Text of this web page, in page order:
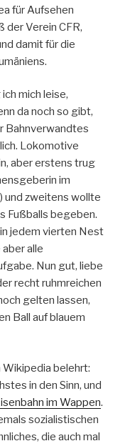
für Aufsehen
der Verein CFR,
damit für die
mich leise,
da noch so gibt,
Bahnverwandtes
Lokomotive
aber erstens trug
im
und zweitens wollte
Fußballs begeben.
jedem vierten Nest
alle
Nun gut, liebe
recht ruhmreichen
gelten lassen,
Ball auf blauem
belehrt:
in den Sinn, und
im Wappen.
sozialistischen
die auch mal